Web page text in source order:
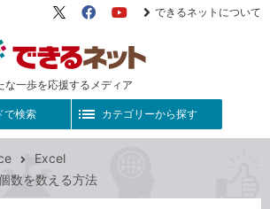
な一歩を応援するメディア
X（旧
FacebookYouTube
できるネットについて
で検索 カテゴリーから探す
Excel
数を数える方法